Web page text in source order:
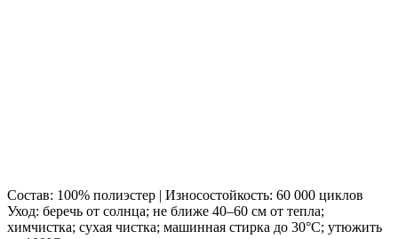
Состав: 100% полиэстер | Износостойкость: 60 000 циклов
Уход: беречь от солнца; не ближе 40–60 см от тепла;
химчистка; сухая чистка; машинная стирка до 30°C; утюжить